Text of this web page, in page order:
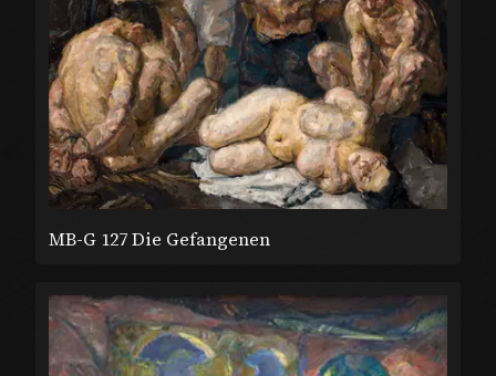
MB-G 127 Die Gefangenen